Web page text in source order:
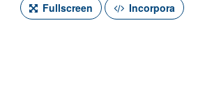
Fullscreen Incorpora